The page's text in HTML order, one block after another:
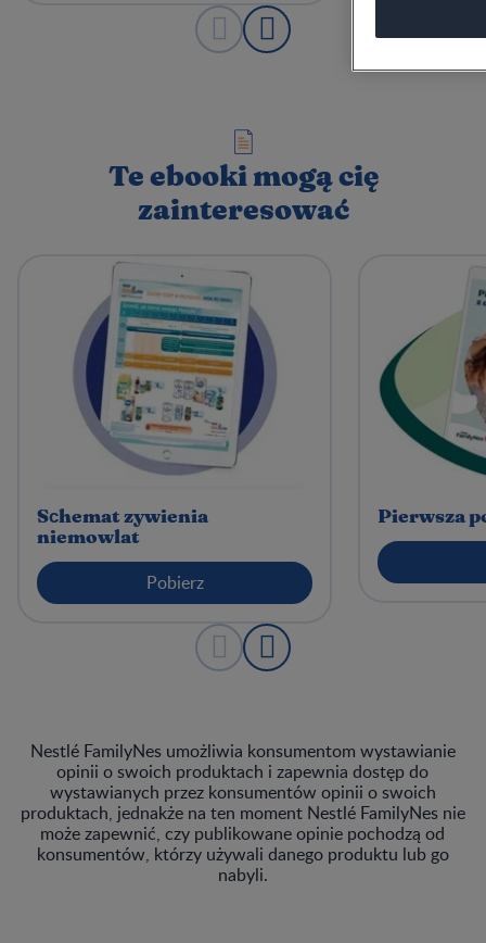
Te ebooki mogą cię
zainteresować
Sсhemat zywienia
niemowlat
Pobierz
Pierwsza
Nestlé FamilyNes umożliwia konsumentom wystawianie
opinii o swoich produktach i zapewnia dostęp do
wystawianych przez konsumentów opinii o swoich
produktach, jednakże na ten moment Nestlé FamilyNes nie
może zapewnić, czy publikowane opinie pochodzą od
konsumentów, którzy używali danego produktu lub go
nabyli.